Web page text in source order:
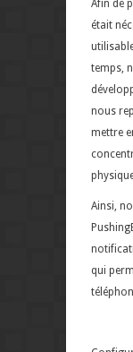
Afin de
était
temps,
nous
mettre
Ainsi,
qui